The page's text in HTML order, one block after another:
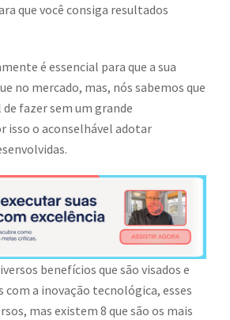
que você consiga resultados
é essencial para que a sua
no mercado, mas, nós sabemos que
fazer sem um grande
isso o aconselhável adotar
benefícios que são visados e
com a inovação tecnológica, esses
mas existem 8 que são os mais